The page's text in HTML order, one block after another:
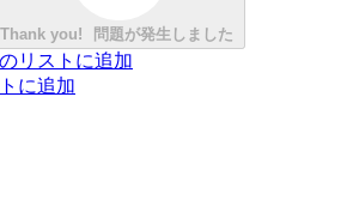
Thank you! 問題が発生しました
リストに追加
に追加